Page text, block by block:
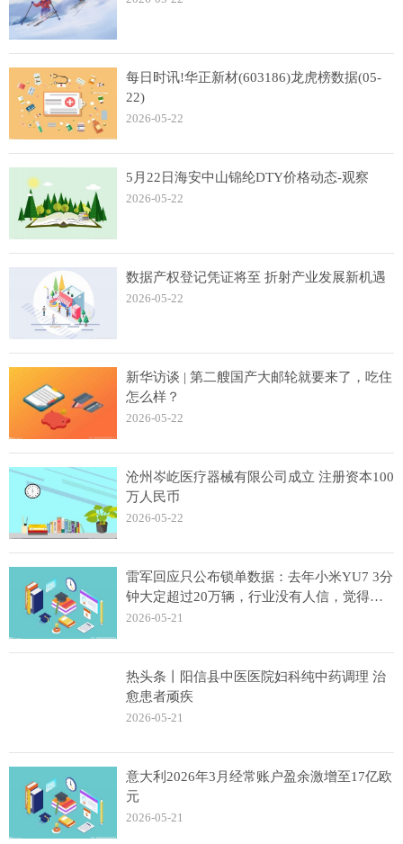
每日时讯!华正新材(603186)龙虎榜数据(05-
22)
2026-05-22
5月22日海安中山锦纶DTY价格动态-观察
2026-05-22
数据产权登记凭证将至 折射产业发展新机遇
2026-05-22
新华访谈 | 第二艘国产大邮轮就要来了，吃住
怎么样？
2026-05-22
沧州岑屹医疗器械有限公司成立 注册资本100
万人民币
2026-05-22
雷军回应只公布锁单数据：去年小米YU7 3分
钟大定超过20万辆，行业没有人信，觉得数
据有问题
2026-05-21
热头条丨阳信县中医医院妇科纯中药调理 治
愈患者顽疾
2026-05-21
意大利2026年3月经常账户盈余激增至17亿欧
元
2026-05-21